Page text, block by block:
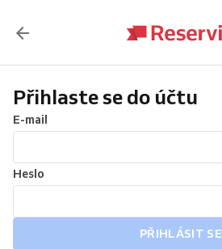
Přihlaste se do účtu
E-mail
Heslo
PŘIHLÁSIT SE